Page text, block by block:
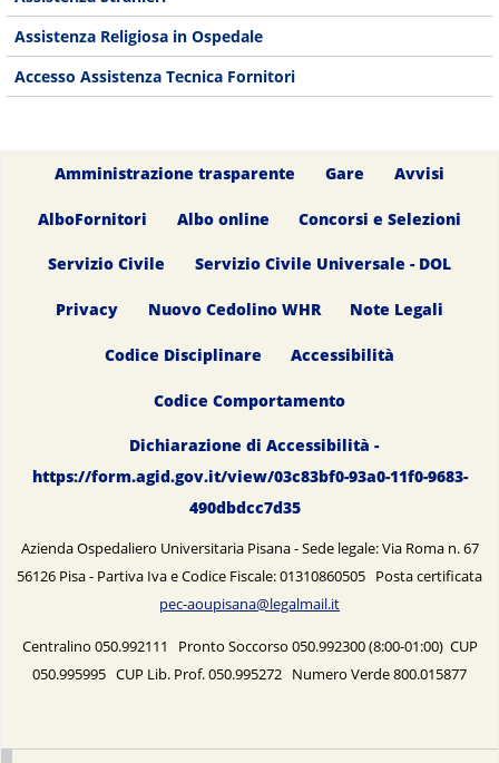
Assistenza Religiosa in Ospedale
Accesso Assistenza Tecnica Fornitori
Amministrazione trasparente Gare Avvisi
AlboFornitori Albo online Concorsi e Selezioni
Servizio Civile Servizio Civile Universale - DOL
Privacy Nuovo Cedolino WHR Note Legali
Codice Disciplinare Accessibilità
Codice Comportamento
Dichiarazione di Accessibilità -
https://form.agid.gov.it/view/03c83bf0-93a0-11f0-9683-
490dbdcc7d35
Azienda Ospedaliero Universitaria Pisana - Sede legale: Via Roma n. 67
56126 Pisa - Partiva Iva e Codice Fiscale: 01310860505 Posta certificata
pec-aoupisana@legalmail.it
Centralino 050.992111 Pronto Soccorso 050.992300 (8:00-01:00) CUP
050.995995 CUP Lib. Prof. 050.995272 Numero Verde 800.015877